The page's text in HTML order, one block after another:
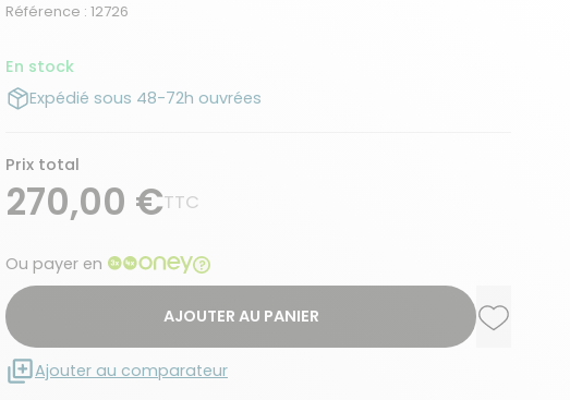
Référence : 12726
En stock
Expédié sous 48-72h ouvrées
Prix total
270,00 €TTC
Ou payer en
AJOUTER AU PANIER Ajouter
Ajouter au comparateur